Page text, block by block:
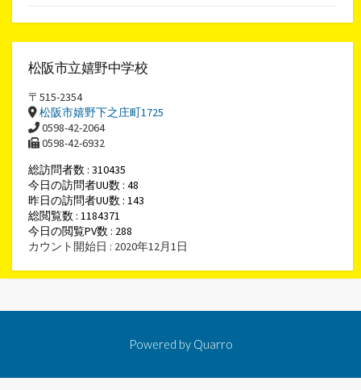
松阪市立嬉野中学校
〒515-2354
松阪市嬉野下之庄町1725
0598-42-2064
0598-42-6932
総訪問者数 : 310435
今日の訪問者UU数 : 48
昨日の訪問者UU数 : 143
総閲覧数 : 1184371
今日の閲覧PV数 : 288
カウント開始日 : 2020年12月1日
Powered by Quarro